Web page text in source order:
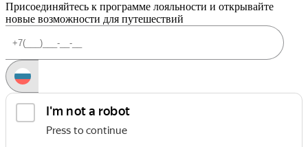
Присоединяйтесь к программе лояльности и открывайте
новые возможности для путешествий